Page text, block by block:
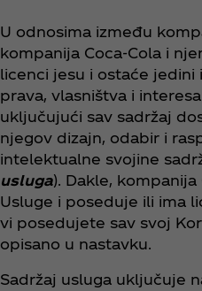
U odnosima između
kompanija Coca‑Cola i
licenci jesu i ostaće jedini
prava, vlasništva i
uključujući sav sadržaj
njegov dizajn, odabir i
intelektualne svojine
usluga). Dakle, kompanija
Usluge i poseduje ili ima
vi posedujete sav svoj
opisano u nastavku.
Sadržaj usluga uključuje